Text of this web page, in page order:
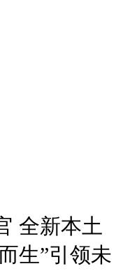
全新本土
生”引领未